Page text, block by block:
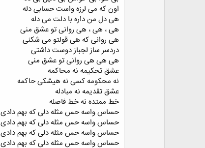
اون که می لرزه واست حسابی دله
هی دل من داره با دلت می دله
هی ، هی ، هی روانی تو عشق منی
هی روانی که هی قولتو می شکنی
دردسر ساز لجباز دوست داشتی
هی هی هی روانی تو عشق منی
عشق تحکیمه نه محاکمه
نه محکومه کسی نه هیشکی حاکمه
عشق تقدیمه نه مبادله
خط ممتده نه خط فاصله
حساس واسه حس مثله دلی که بهم دادی
حساس واسه حس مثله دلی که بهم دادی
حساس واسه حس مثله دلی که بهم دادی
حساس واسه حس مثله دلی که بهم دادی